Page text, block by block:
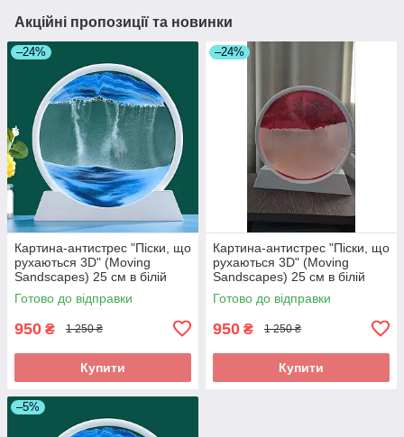
Акційні пропозиції та новинки
–24%
Картина-антистрес "Піски, що
рухаються 3D" (Moving
Sandscapes) 25 см в білій
рамці Подарунок на День
народження
Готово до відправки
950 ₴ 1 250 ₴
Купити
–24%
Картина-антистрес "Піски, що
рухаються 3D" (Moving
Sandscapes) 25 см в білій
рамці Оригінальний
подарунок
Готово до відправки
950 ₴ 1 250 ₴
Купити
–5%